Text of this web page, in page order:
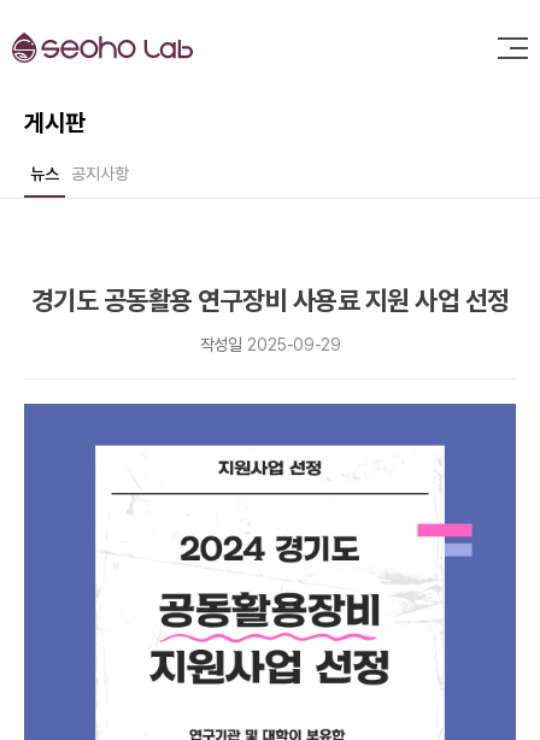
게시판
뉴스 공지사항
경기도 공동활용 연구장비 사용료 지원 사업 선정
작성일 2025-09-29